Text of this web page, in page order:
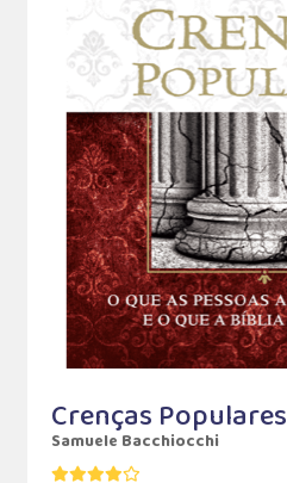
Crenças Populares
Samuele Bacchiocchi